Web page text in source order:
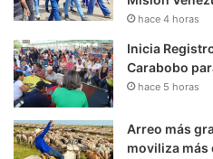
hace 4 horas
Inicia
Carabobo
hace 5 horas
Arreo más
moviliza más